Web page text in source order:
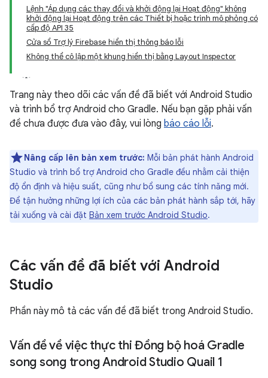
Lệnh "Áp dụng các thay đổi và khởi động lại Hoạt động" không
khởi động lại Hoạt động trên các Thiết bị hoặc trình mô phỏng có
cấp độ API 35
Cửa sổ Trợ lý Firebase hiển thị thông báo lỗi
Không thể cô lập một khung hiển thị bằng Layout Inspector
Trang này theo dõi các vấn đề đã biết với Android Studio
và trình bổ trợ Android cho Gradle. Nếu bạn gặp phải vấn
đề chưa được đưa vào đây, vui lòng báo cáo lỗi.
Nâng cấp lên bản xem trước: Mỗi bản phát hành Android
Studio và trình bổ trợ Android cho Gradle đều nhằm cải thiện
độ ổn định và hiệu suất, cũng như bổ sung các tính năng mới.
Để tận hưởng những lợi ích của các bản phát hành sắp tới, hãy
tải xuống và cài đặt Bản xem trước Android Studio.
Các vấn đề đã biết với Android
Studio
Phần này mô tả các vấn đề đã biết trong Android Studio.
Vấn đề về việc thực thi Đồng bộ hoá Gradle
song song trong Android Studio Quail 1